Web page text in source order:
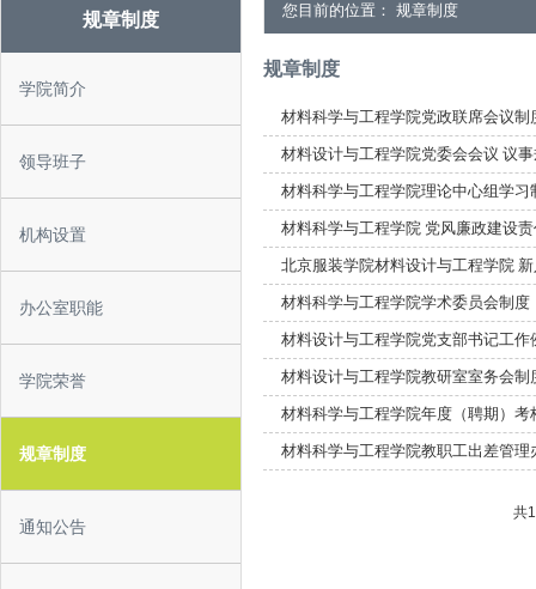
规章制度
学院简介
领导班子
机构设置
办公室职能
学院荣誉
规章制度
通知公告
您目前的位置： 规章制度
规章制度
材料科学与工程学院党政联席会议制
材料设计与工程学院党委会会议 议
材料科学与工程学院理论中心组学习
材料科学与工程学院 党风廉政建设
北京服装学院材料设计与工程学院
材料科学与工程学院学术委员会制度
材料设计与工程学院党支部书记工作
材料设计与工程学院教研室室务会制
材料科学与工程学院年度（聘期）考
材料科学与工程学院教职工出差管理
共